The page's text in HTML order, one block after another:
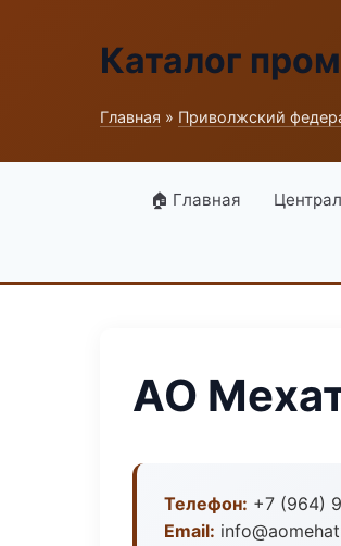
Каталог
Главная » Приволжский
🏠 Главная
АО
Телефон: +7 (964)
Email: